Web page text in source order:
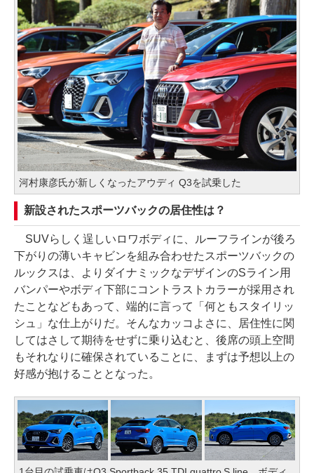
河村康彦氏が新しくなったアウディ Q3を試乗した
新設されたスポーツバックの居住性は？
SUVらしく逞しいロワボディに、ルーフラインが後ろ
下がりの薄いキャビンを組み合わせたスポーツバックの
ルックスは、よりダイナミックなデザインのSライン用
バンパーやボディ下部にコントラストカラーが採用され
たことなどもあって、端的に言って「何ともスタイリッ
シュ」な仕上がりだ。そんなカッコよさに、居住性に関
してはさして期待をせずに乗り込むと、後席の頭上空間
もそれなりに確保されていることに、まずは予想以上の
好感が抱けることとなった。